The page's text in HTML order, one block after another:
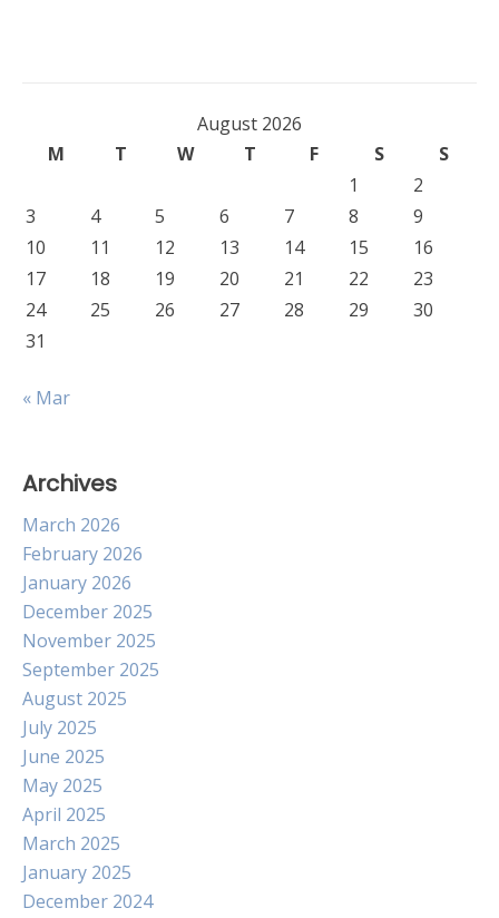
August 2026
M
T W T F S
S
1
2
3
4 5 6 7 8
9
10
11 12 13 14 15
16
17
18 19 20 21 22
23
24
25 26 27 28 29
30
31
« Mar
Archives
March 2026
February 2026
January 2026
December 2025
November 2025
September 2025
August 2025
July 2025
June 2025
May 2025
April 2025
March 2025
January 2025
December 2024